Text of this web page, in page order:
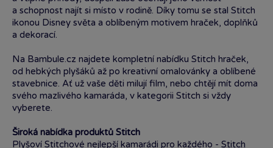
a schopnost najít si místo v rodině. Díky tomu se stal Stitch
ikonou Disney světa a oblíbeným motivem hraček, doplňků
a dekorací.
Na Bambule.cz najdete kompletní nabídku Stitch hraček,
od hebkých plyšáků až po kreativní omalovánky a oblíbené
stavebnice. Ať už vaše děti milují film, nebo chtějí mít doma
svého mazlivého kamaráda, v kategorii Stitch si vždy
vyberete.
Široká nabídka produktů Stitch
Plyšoví Stitchové nejlepší kamarádi pro každého - Stitch